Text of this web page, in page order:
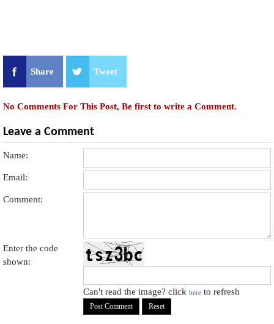
Share Tweet
No Comments For This Post, Be first to write a Comment.
Leave a Comment
Name:
Email:
Comment:
Enter the code
shown:
Can't read the image? clickhere to refresh